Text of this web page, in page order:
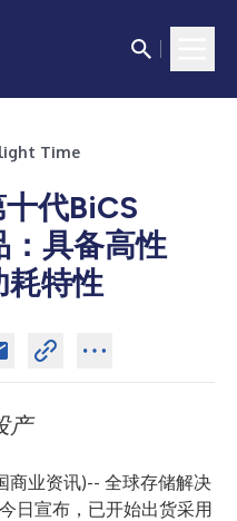
Time
代BiCS
具备高性
耗特性
产
商业资讯)-- 全球存储解决
今日宣布，已开始出货采用